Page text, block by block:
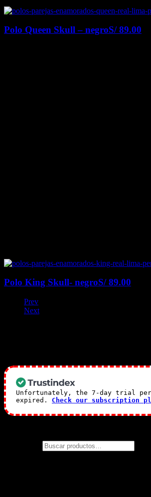
Polo Queen Skull – negroS/89.00
Polo King Skull- negroS/89.00
Prev
Next
Unfortunately, the 7-day trial
expired. Check our subscription